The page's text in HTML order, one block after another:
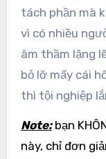
tách phần mà
vì có nhiều
âm thầm lặng
bỏ lỡ mấy cái
thì tội nghiệp
Note: bạn
này, chỉ đơn